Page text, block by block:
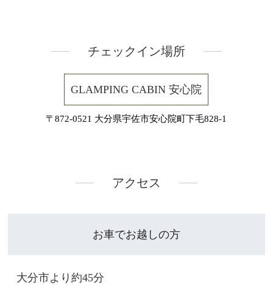
チェックイン場所
GLAMPING CABIN 安心院
〒872-0521 大分県宇佐市安心院町下毛828-1
アクセス
お車でお越しの方
大分市より約45分